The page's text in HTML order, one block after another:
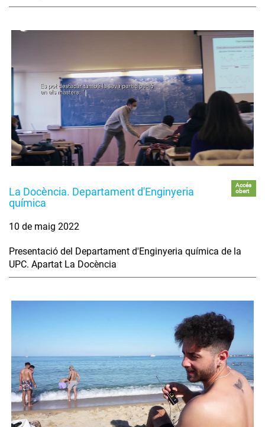
La Docència. Departament d'Enginyeria
química
Accés
obert
10 de maig 2022
Presentació del Departament d'Enginyeria química de la
UPC. Apartat La Docència